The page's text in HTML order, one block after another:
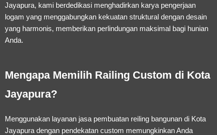
Jayapura, kami berdedikasi menghadirkan karya pengerjaan
logam yang menggabungkan kekuatan struktural dengan desain
yang harmonis, memberikan perlindungan maksimal bagi hunian
Anda.
Mengapa Memilih Railing Custom di Kota
Jayapura?
Menggunakan layanan jasa pembuatan reiling bangunan di Kota
Jayapura dengan pendekatan custom memungkinkan Anda